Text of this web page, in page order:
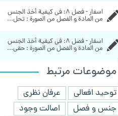
من المادة و الفصل من الصورة : تحل...
من المادة و الفصل من الصورة : حقی...
موضوعات مرتبط
توحید افعالی
عرفان نظری
جنس و فصل
اصالت وجود